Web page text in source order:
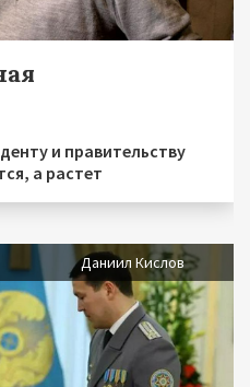
и правительству
а растет
Даниил Кислов